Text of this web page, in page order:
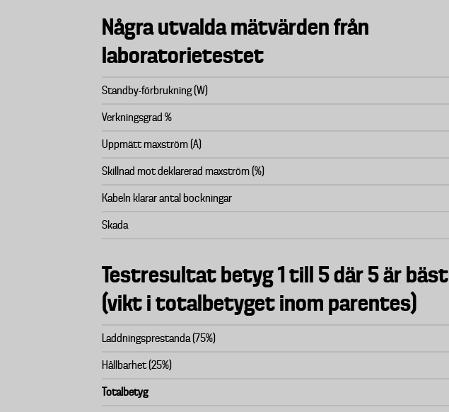
Några utvalda mätvärden från
laboratorietestet
Standby-förbrukning (W)
Verkningsgrad %
Uppmätt maxström (A)
Skillnad mot deklarerad maxström (%)
Kabeln klarar antal bockningar
Skada
Testresultat betyg 1 till 5 där 5 är bäst
(vikt i totalbetyget inom parentes)
Laddningsprestanda (75%)
Hållbarhet (25%)
Totalbetyg